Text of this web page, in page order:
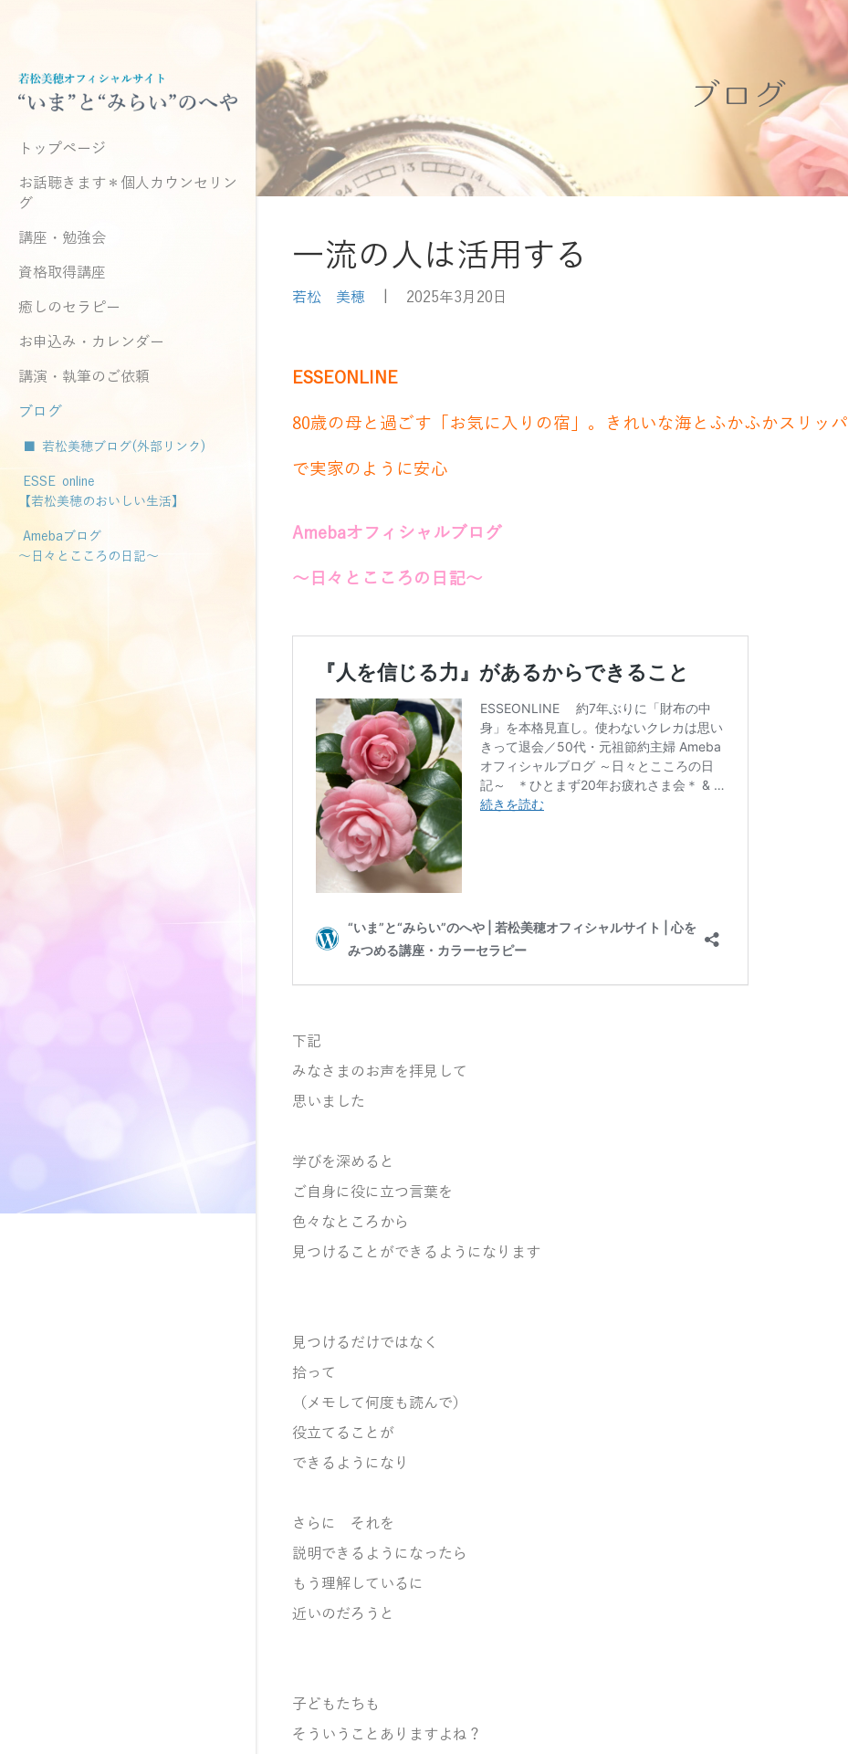
トップページ
お話聴きます＊個人カウンセリン
グ
講座・勉強会
資格取得講座
癒しのセラピー
お申込み・カレンダー
講演・執筆のご依頼
ブログ
■ 若松美穂ブログ(外部リンク)
ESSE online
【若松美穂のおいしい生活】
Amebaブログ
～日々とこころの日記～
ブログ
一流の人は活用する
若松 美穂 2025年3月20日
ESSEONLINE
80歳の母と過ごす「お気に入りの宿」。きれいな海とふかふかスリッパ
で実家のように安心
Amebaオフィシャルブログ
～日々とこころの日記～
下記
みなさまのお声を拝見して
思いました
学びを深めると
ご自身に役に立つ言葉を
色々なところから
見つけることができるようになります
見つけるだけではなく
拾って
（メモして何度も読んで）
役立てることが
できるようになり
さらに それを
説明できるようになったら
もう理解しているに
近いのだろうと
子どもたちも
そういうことありますよね？